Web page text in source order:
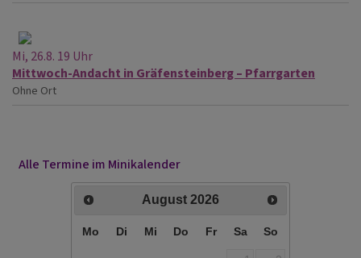
Mi, 26.8. 19 Uhr
Mittwoch-Andacht in Gräfensteinberg – Pfarrgarten
Ohne Ort
Alle Termine im Minikalender
August 2026
Mo Di Mi Do Fr Sa So